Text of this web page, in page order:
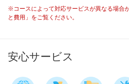
※コースによって対応サービスが異なる場合
と費用」をご覧ください。
安心サービス